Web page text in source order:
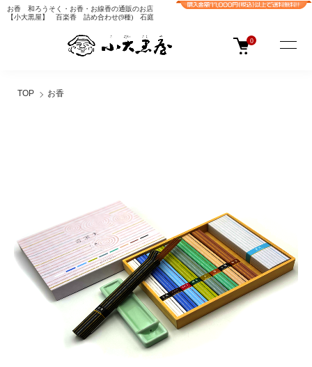
お香 和ろうそく・お香・お線香の通販のお店
【小大黒屋】 百楽香 詰め合わせ(9種) 石庭
0
TOP お香